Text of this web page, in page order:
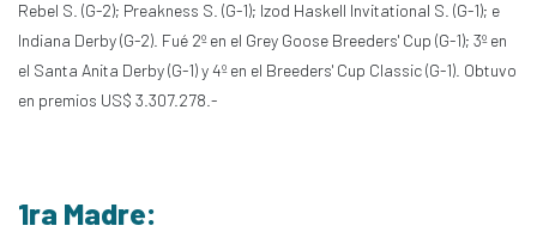
Rebel S. (G-2); Preakness S. (G-1); Izod Haskell Invitational S. (G-1); e
Indiana Derby (G-2). Fué 2º en el Grey Goose Breeders' Cup (G-1); 3º en
el Santa Anita Derby (G-1) y 4º en el Breeders' Cup Classic (G-1). Obtuvo
en premios US$ 3.307.278.-
1ra Madre: